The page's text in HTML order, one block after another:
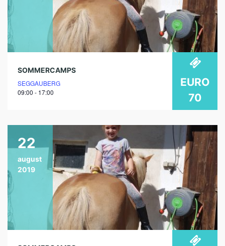
SOMMERCAMPS
SEGGAUBERG
09:00 - 17:00
EURO
70
22
august
2019